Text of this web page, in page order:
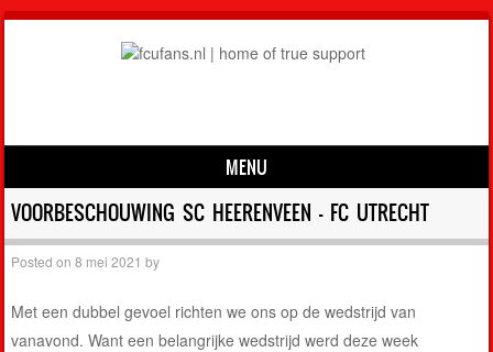
MENU
Skip to content
VOORBESCHOUWING SC HEERENVEEN – FC UTRECHT
Posted on8 mei 2021 by
Met een dubbel gevoel richten we ons op de wedstrijd van
vanavond. Want een belangrijke wedstrijd werd deze week